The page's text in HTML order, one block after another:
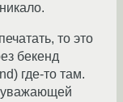
то это
бекенд
где-то там.
уважающей